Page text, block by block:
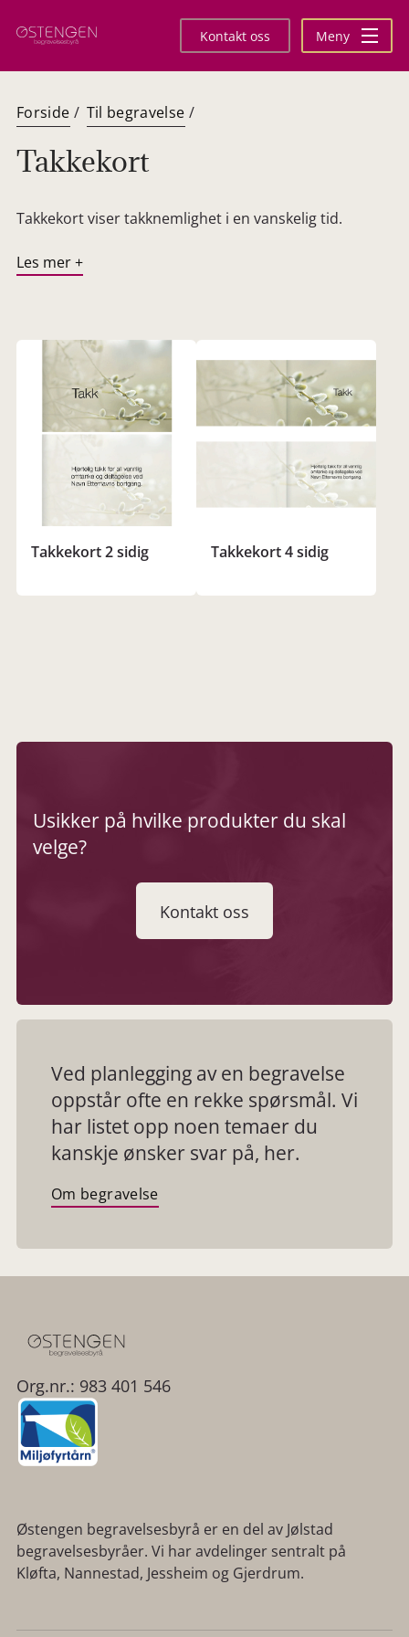
innhold
Kontakt oss Meny
Forside / Til begravelse /
Takkekort
Takkekort viser takknemlighet i en vanskelig tid.
Les mer +
praktiske, sendt blomster, deltatt i seremonien eller
støttet på andre måter.
Takkekort 2 sidig Takkekort 4 sidig
Ved planlegging av en begravelse
oppstår ofte en rekke spørsmål. Vi
har listet opp noen temaer du
kanskje ønsker svar på, her.
Om begravelse
Usikker på hvilke produkter du skal
velge?
Kontakt oss
Org.nr.: 983 401 546
Østengen begravelsesbyrå er en del av Jølstad
begravelsesbyråer. Vi har avdelinger sentralt på
Kløfta, Nannestad, Jessheim og Gjerdrum.